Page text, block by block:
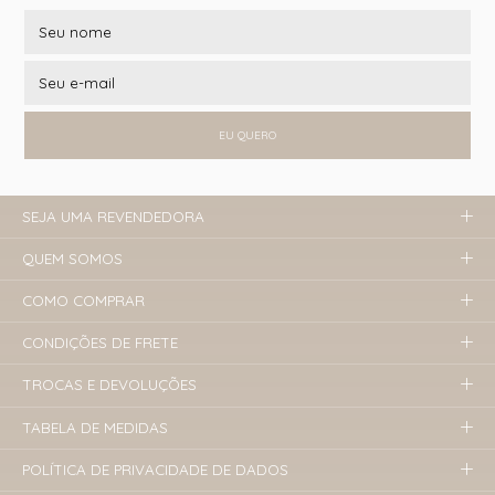
EU QUERO
SEJA UMA REVENDEDORA
QUEM SOMOS
COMO COMPRAR
CONDIÇÕES DE FRETE
TROCAS E DEVOLUÇÕES
TABELA DE MEDIDAS
POLÍTICA DE PRIVACIDADE DE DADOS